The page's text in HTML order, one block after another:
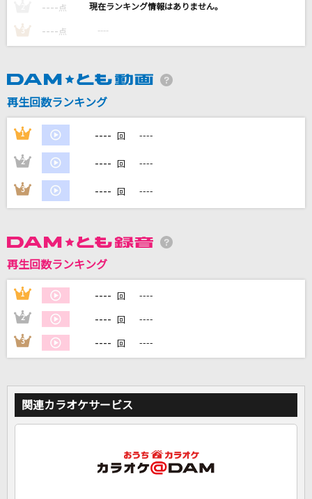
キメラ
山口百恵
カラオケ最新情報をチェック！
---- 点 ----
3 ---- 点 ----
再生回数ランキング
1 ---- 回 ----
2 ---- 回 ----
3 ---- 回 ----
再生回数ランキング
1 ---- 回 ----
2 ---- 回 ----
3 ---- 回 ----
関連カラオケサービス